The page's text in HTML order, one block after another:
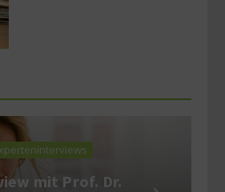
mit Prof. Dr.